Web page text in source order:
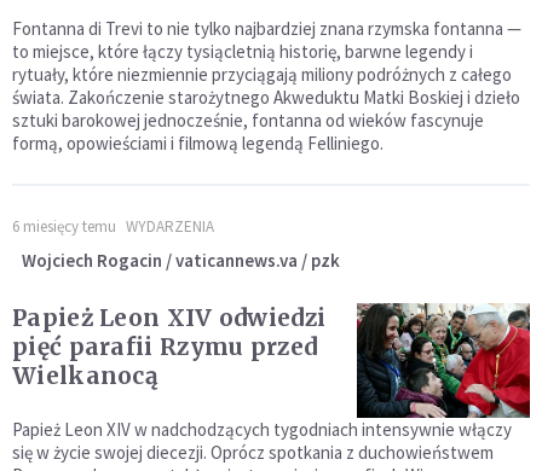
Fontanna di Trevi to nie tylko najbardziej znana rzymska fontanna —
to miejsce, które łączy tysiącletnią historię, barwne legendy i
rytuały, które niezmiennie przyciągają miliony podróżnych z całego
świata. Zakończenie starożytnego Akweduktu Matki Boskiej i dzieło
sztuki barokowej jednocześnie, fontanna od wieków fascynuje
formą, opowieściami i filmową legendą Felliniego.
6 miesięcy temu WYDARZENIA
Wojciech Rogacin / vaticannews.va / pzk
Papież Leon XIV odwiedzi
pięć parafii Rzymu przed
Wielkanocą
Papież Leon XIV w nadchodzących tygodniach intensywnie włączy
się w życie swojej diecezji. Oprócz spotkania z duchowieństwem